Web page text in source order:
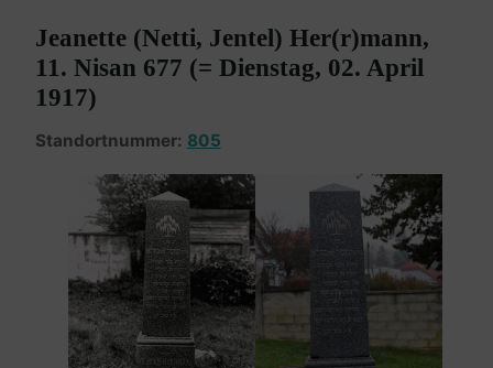
Jeanette (Netti, Jentel) Her(r)mann,
11. Nisan 677 (= Dienstag, 02. April
1917)
Standortnummer: 805